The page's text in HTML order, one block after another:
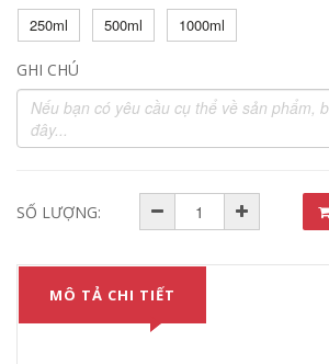
250ml
500ml 1000ml
GHI CHÚ
SỐ LƯỢNG:
MÔ TẢ CHI TIẾT